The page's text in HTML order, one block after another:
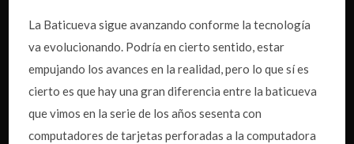
La Baticueva sigue avanzando conforme la tecnología
va evolucionando. Podría en cierto sentido, estar
empujando los avances en la realidad, pero lo que sí es
cierto es que hay una gran diferencia entre la baticueva
que vimos en la serie de los años sesenta con
computadores de tarjetas perforadas a la computadora